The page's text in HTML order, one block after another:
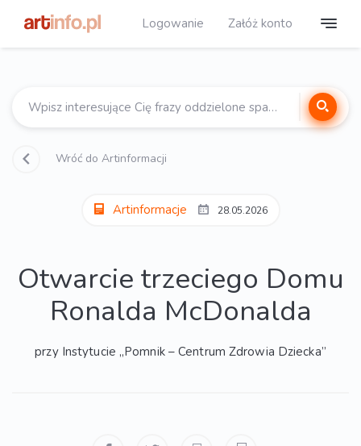
Logowanie Załóż konto
Wróć do Artinformacji
Artinformacje 28.05.2026
Otwarcie trzeciego Domu
Ronalda McDonalda
przy Instytucie „Pomnik – Centrum Zdrowia Dziecka”